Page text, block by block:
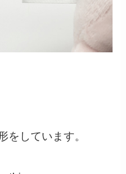
をしています。